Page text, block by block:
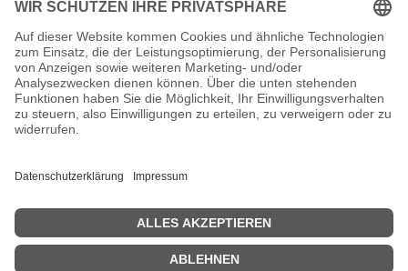
Info zu Elektro- u. Elektronikgeräten
Batterieentsorgung
Informationen zur Echtheit von Kundenbewertungen
© Copyright 2026 Wohnambiente-Shop